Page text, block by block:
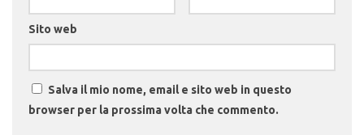
Sito web
Salva il mio nome, email e sito web in questo
browser per la prossima volta che commento.